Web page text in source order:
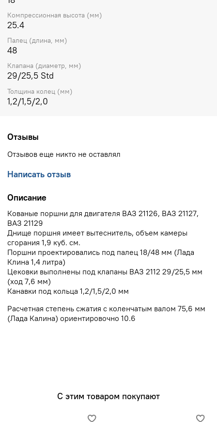
Компрессионная высота (мм)
25.4
Палец (длина, мм)
48
Клапана (диаметр, мм)
29/25,5 Std
Толщина колец (мм)
1,2/1,5/2,0
Отзывы
Отзывов еще никто не оставлял
Написать отзыв
Описание
Кованые поршни для двигателя ВАЗ 21126, ВАЗ 21127,
ВАЗ 21129
Днище поршня имеет вытеснитель, объем камеры
сгорания 1,9 куб. см.
Поршни проектировались под палец 18/48 мм (Лада
Клина 1,4 литра)
Цековки выполнены под клапаны ВАЗ 2112 29/25,5 мм
(ход 7,6 мм)
Канавки под кольца 1,2/1,5/2,0 мм
Расчетная степень сжатия с коленчатым валом 75,6 мм
(Лада Калина) ориентировочно 10.6
С этим товаром покупают